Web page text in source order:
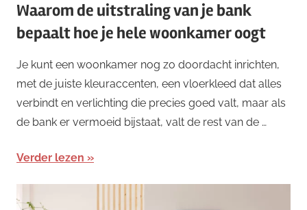
Waarom de uitstraling van je bank
bepaalt hoe je hele woonkamer oogt
Je kunt een woonkamer nog zo doordacht inrichten,
met de juiste kleuraccenten, een vloerkleed dat alles
verbindt en verlichting die precies goed valt, maar als
de bank er vermoeid bijstaat, valt de rest van de …
Verder lezen